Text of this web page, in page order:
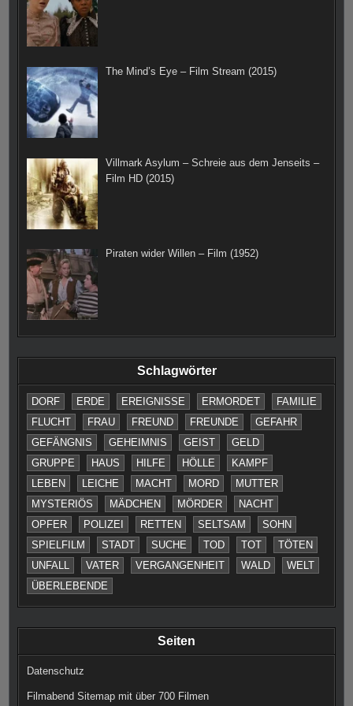
The Mind’s Eye – Film Stream (2015)
Villmark Asylum – Schreie aus dem Jenseits –
Film HD (2015)
Piraten wider Willen – Film (1952)
Schlagwörter
DORF ERDE EREIGNISSE ERMORDET
FAMILIE
FLUCHT
FRAU FREUND FREUNDE
GEFAHR
GEFÄNGNIS
GEHEIMNIS GEIST
GELD
GRUPPE
HAUS HILFE HÖLLE
KAMPF
LEBEN
LEICHE MACHT MORD
MUTTER
MYSTERIÖS
MÄDCHEN MÖRDER
NACHT
OPFER
POLIZEI RETTEN SELTSAM
SOHN
SPIELFILM
STADT SUCHE TOD TOT
TÖTEN
UNFALL
VATER VERGANGENHEIT WALD
WELT
ÜBERLEBENDE
Seiten
Datenschutz
Filmabend Sitemap mit über 700 Filmen